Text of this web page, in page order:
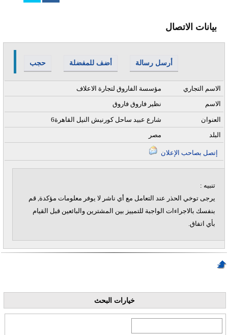
بيانات الاتصال
حجب أضف للمفضلة أرسل رسالة
مؤسسة الفاروق لتجارة الاعلاف
الاسم التجاري
نظير فاروق فاروق
الاسم
6شارع عبيد ساحل كورنيش النيل القاهرة
العنوان
مصر
البلد
تنبيه :
يرجى توخي الحذر عند التعامل مع أي ناشر لا يوفر معلومات مؤكدة, قم
بنفسك بالاجراءات الواجبة للتمييز بين المشترين والبائعين قبل القيام
بأي اتفاق.
خيارات البحث